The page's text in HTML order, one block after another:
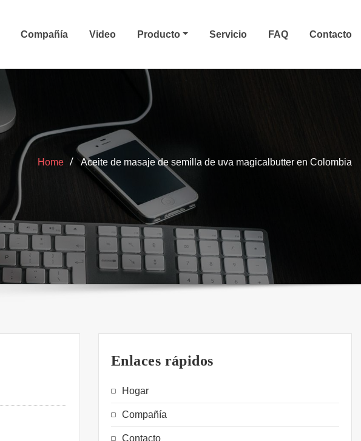
Compañía Video Producto Servicio FAQ Contacto
Home Aceite de masaje de semilla de uva magicalbutter en Colombia
Enlaces rápidos
Hogar
Compañía
Contacto